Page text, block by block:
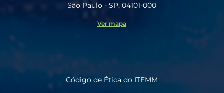
São Paulo - SP, 04101-000
Ver mapa
Código de Ética do ITEMM